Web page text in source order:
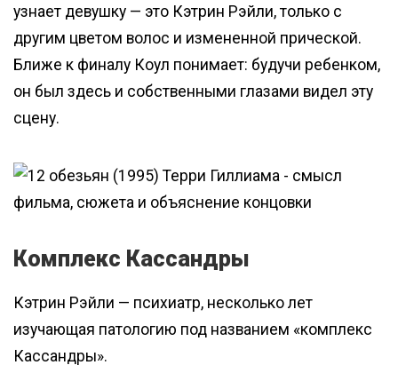
узнает девушку — это Кэтрин Рэйли, только с
другим цветом волос и измененной прической.
Ближе к финалу Коул понимает: будучи ребенком,
он был здесь и собственными глазами видел эту
сцену.
Комплекс Кассандры
Кэтрин Рэйли — психиатр, несколько лет
изучающая патологию под названием «комплекс
Кассандры».